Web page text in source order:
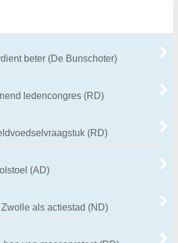
beter (De Bunschoter)
ledencongres (RD)
(RD)
(AD)
als actiestad (ND)